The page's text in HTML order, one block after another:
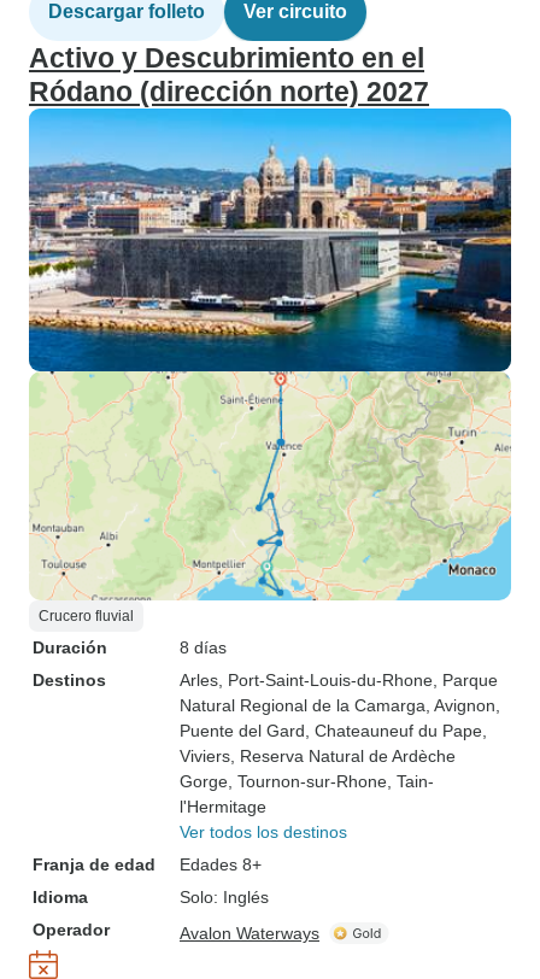
Descargar folleto Ver circuito
Activo y Descubrimiento en el
Ródano (dirección norte) 2027
Crucero fluvial
Duración
8 días
Destinos
Arles , Port-Saint-Louis-du-Rhone , Parque
Natural Regional de la Camarga , Avignon
Puente del Gard , Chateauneuf du Pape
Viviers , Reserva Natural de Ardèche
Gorge , Tournon-sur-Rhone , Tain-
l'Hermitage
Ver todos los destinos
Franja de edad
Edades 8+
Idioma
Solo: Inglés
Operador
Avalon Waterways